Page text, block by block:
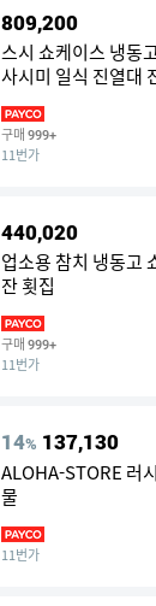
809,200
스시 쇼케이스 냉동
사시미 일식 진열대
구매 999+
11번가
440,020
업소용 참치 냉동고
잔 횟집
구매 999+
11번가
14% 137,130
ALOHA-STORE 러
물
11번가